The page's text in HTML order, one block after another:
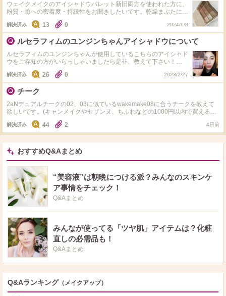
ウェイクメイクのアイシャドウパレット新旧両方を使われた方に、
粉質・瞼への密着度・持続性をお聞きしたいです。乾燥まぶたに合
う韓国アイシャドウのオススメも教えてください。 旧作の12色パ
レットを昨年フリマアプリで購入しました。色はニュートラルブラ
ーリング。韓国コスメで初めてのアイシャドウでした。 ケースの
使用期限は問題なかったのですが、写真をご覧ください。 粉とび
がひどいんです。 日本のプチプラアイシャドウでも、ここまで粉
とびするのは経験したことがなくて…。 40代混合肌、目まわりは
乾燥しています。 十分な保湿・ベースは薄くする・アイシャドウ
下地で発色を工夫する・アイシャドウは薄く塗る。全てやったんで
すがどうしても瞼がパサつきます。 あと、色が時間と共に濁って
いきます。 中古で買ったからシャドウの乾燥が進んでしまってい
たのか、粉質がウェイクメイクの処方なのか、乾燥まぶたに合う韓
国アイシャドウを他に探した方がいいか、迷っています。
YouTube、インスタ、リップスを探しても使用感の比較が出てき
がご回答よろしくお願いします。
解決済み 13 0 2024/6/8
ルセラフィムのユンジンちゃんアイシャドウについて
ルセラフィムのユンジンちゃんが使用しているこちらのアイシャド
ウをご存知の方がいらっしゃいましたら是非、教えて下さい！
WAKEMAKE のパレットという事までは分かったのですが、色番号
で悩んでいます。 おそらく、07番だと思うのですが、02番なのか
な…とも思い始めました(･･;) お分かりの方がいらっしゃいました
なら、是非教えてください！ 宜しくお願い致します！
解決済み 26 0 2023/2/27
チーク
2aNデュアルチークの02、03に似ているwakemake08に合うチークを教えて
欲しいです。(キャンメイクやセザンヌ、ちふれなどの1000円以内で買えるも
のだとありがたいです) セザンヌの03と06は持ってるのですが似合いませんで
した。
解決済み 44 2 4日前
おすすめQ&Aまとめ
“美容液”は朝晩につける派？みんなのスキンケ
ア事情をチェック！
Q&Aまとめ
みんなが使ってる「ツヤ肌」アイテムは？化粧
直しの必需品も！
Q&Aまとめ
Q&Aランキング （メイクアップ）